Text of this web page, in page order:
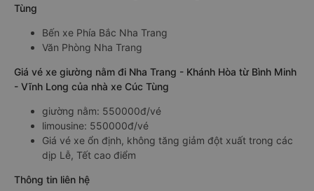
Tùng
Bến xe Phía Bắc Nha Trang
Văn Phòng Nha Trang
Giá vé xe giường nằm đi Nha Trang - Khánh Hòa từ Bình Minh
- Vĩnh Long của nhà xe Cúc Tùng
giường nằm: 550000đ/vé
limousine: 550000đ/vé
Giá vé xe ổn định, không tăng giảm đột xuất trong các
dịp Lễ, Tết cao điểm
Thông tin liên hệ